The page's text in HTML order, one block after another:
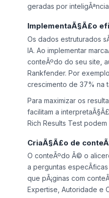
geradas por
ImplementaÃ§Ã£o
Os dados estruturados
IA. Ao implementar
conteÃºdo do seu site,
Rankfender. Por
crescimento de 37% na
Para maximizar os
facilitam a
Rich Results Test
CriaÃ§Ã£o de
O conteÃºdo Ã© o
a perguntas
que pÃ¡ginas com
Expertise, Autoridade e